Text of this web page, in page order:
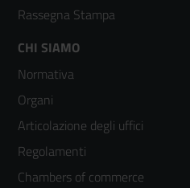
Rassegna Stampa
Footer
menù
colonna
3
CHI SIAMO
Normativa
Organi
Articolazione degli uffici
Regolamenti
Chambers of commerce